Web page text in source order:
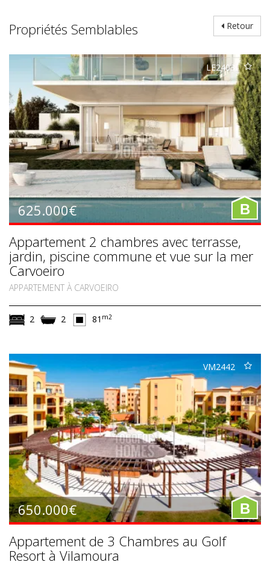
Retour
Propriétés Semblables
LE2403
625.000€ B
Appartement 2 chambres avec terrasse,
jardin, piscine commune et vue sur la mer
Carvoeiro
APPARTEMENT À CARVOEIRO
2 2 81 m2
VM2442
650.000€ B
Appartement de 3 Chambres au Golf
Resort à Vilamoura